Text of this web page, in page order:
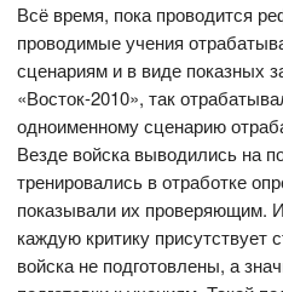
Всё время, пока проводится
проводимые учения
сценариям и в виде показных
«Восток-2010», так
одноименному сценарию
Везде войска выводились на
тренировались в отработке
показывали их проверяющим.
каждую критику присутствует
войска не подготовлены, а